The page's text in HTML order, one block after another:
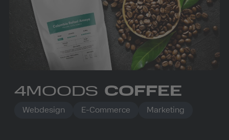
4MOODS COFFEE
Webdesign E-Commerce Marketing